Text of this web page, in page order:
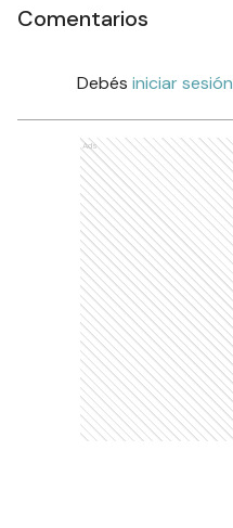
Comentarios
Debés iniciar sesión
Ads